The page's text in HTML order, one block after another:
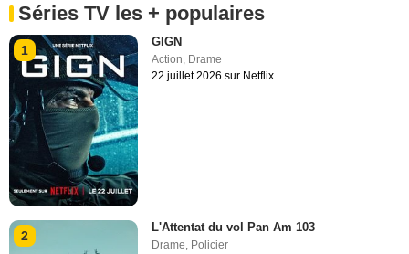
Séries TV les + populaires
1
GIGN
Action, Drame
22 juillet 2026 sur Netflix
2
L'Attentat du vol Pan Am 103
Drame, Policier